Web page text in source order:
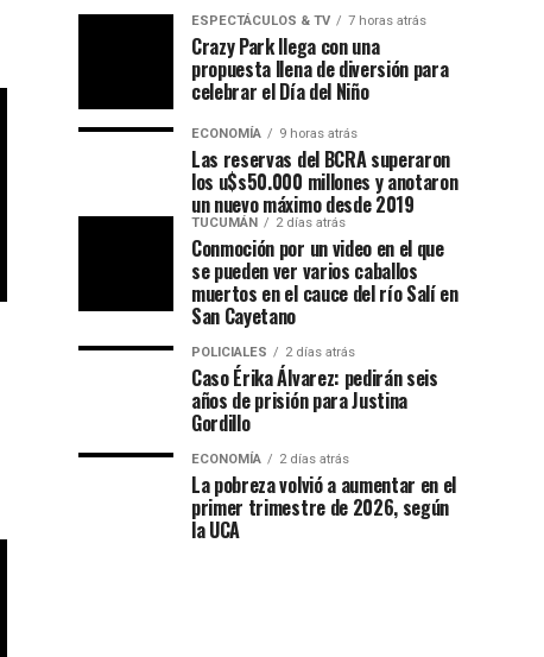
ESPECTÁCULOS & TV 7 horas atrás
Crazy Park llega con una
propuesta llena de diversión para
celebrar el Día del Niño
ECONOMÍA 9 horas atrás
Las reservas del BCRA superaron
los u$s50.000 millones y anotaron
un nuevo máximo desde 2019
TUCUMÁN 2 días atrás
Conmoción por un video en el que
se pueden ver varios caballos
muertos en el cauce del río Salí en
San Cayetano
POLICIALES 2 días atrás
Caso Érika Álvarez: pedirán seis
años de prisión para Justina
Gordillo
ECONOMÍA 2 días atrás
La pobreza volvió a aumentar en el
primer trimestre de 2026, según
la UCA